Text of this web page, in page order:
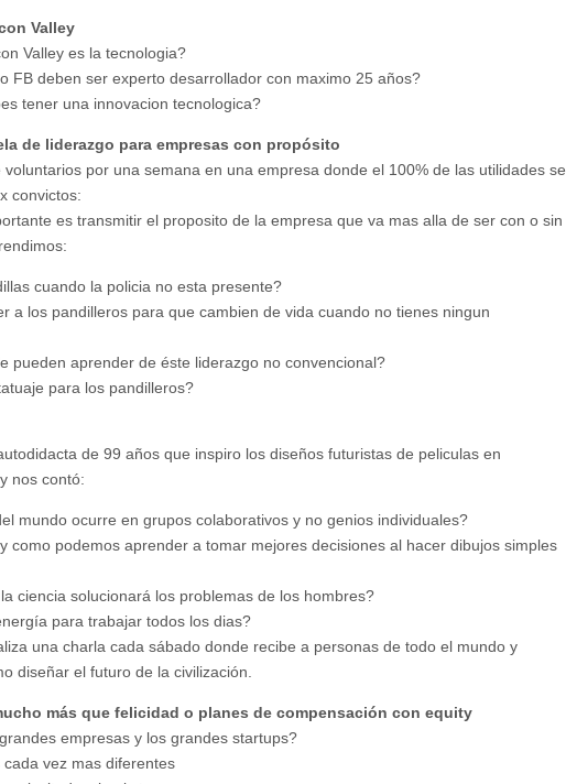
Valley
Valley es la tecnologia?
FB deben ser experto desarrollador con maximo 25 años?
tener una innovacion tecnologica?
de liderazgo para empresas con propósito
por una semana en una empresa donde el 100% de las utilidades se
convictos:
es transmitir el proposito de la empresa que va mas alla de ser con o sin
cuando la policia no esta presente?
a los pandilleros para que cambien de vida cuando no tienes ningun
pueden aprender de éste liderazgo no convencional?
para los pandilleros?
de 99 años que inspiro los diseños futuristas de peliculas en
nos contó:
mundo ocurre en grupos colaborativos y no genios individuales?
como podemos aprender a tomar mejores decisiones al hacer dibujos simples
ciencia solucionará los problemas de los hombres?
para trabajar todos los dias?
una charla cada sábado donde recibe a personas de todo el mundo y
diseñar el futuro de la civilización.
más que felicidad o planes de compensación con equity
empresas y los grandes startups?
vez mas diferentes